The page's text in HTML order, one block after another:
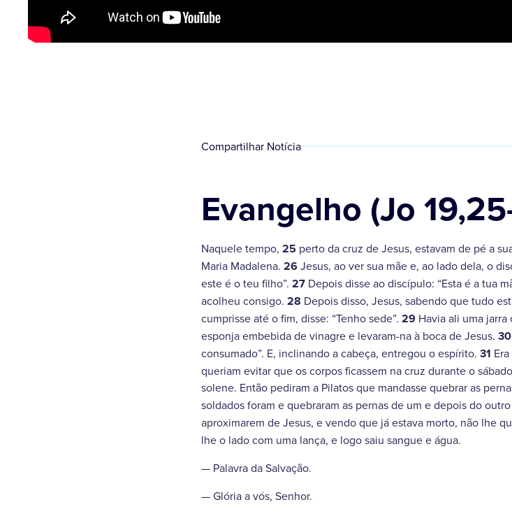
Compartilhar Notícia
Evangelho (Jo
Naquele tempo, 25 perto da cruz de Jesus, estavam de pé a
Maria Madalena. 26Jesus, ao ver sua mãe e, ao lado dela, o
este é o teu filho”. 27 Depois disse ao discípulo: “Esta é a tua
acolheu consigo. 28 Depois disso, Jesus, sabendo que tudo
cumprisse até o fim, disse: “Tenho sede”. 29 Havia ali uma
esponja embebida de vinagre e levaram-na à boca de Jesus. 30
consumado”. E, inclinando a cabeça, entregou o espírito. 31
queriam evitar que os corpos ficassem na cruz durante o
solene. Então pediram a Pilatos que mandasse quebrar as
soldados foram e quebraram as pernas de um e depois do
aproximarem de Jesus, e vendo que já estava morto, não lhe
lhe o lado com uma lança, e logo saiu sangue e água.
— Palavra da Salvação.
— Glória a vós, Senhor.